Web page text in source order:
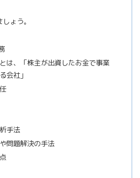
ょう。
は、「株主が出資したお金で事業
会社」
手法
問題解決の手法